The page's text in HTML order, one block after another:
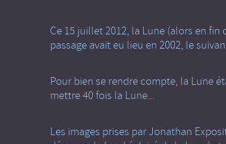
Ce 15 juillet 2012, la Lune (alors en
passage avait eu lieu en 2002, le
Pour bien se rendre compte, la Lune
mettre 40 fois la Lune...
Les images prises par Jonathan